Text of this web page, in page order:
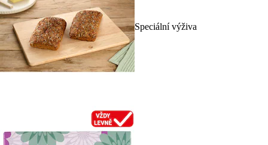
Speciální výživa